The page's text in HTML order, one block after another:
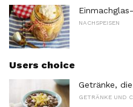
NACHSPEISEN
Users choice
Getränke,
GETRÄNKE UND